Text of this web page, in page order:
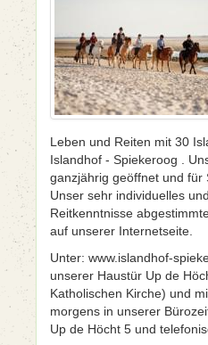
Leben und Reiten mit 30
Islandhof - Spiekeroog .
ganzjährig geöffnet und für
Unser sehr individuelles
Reitkenntnisse
auf unserer Internetseite.
Unter: www.islandhof-
unserer Haustür Up de
Katholischen Kirche) und
morgens in unserer
Up de Höcht 5 und